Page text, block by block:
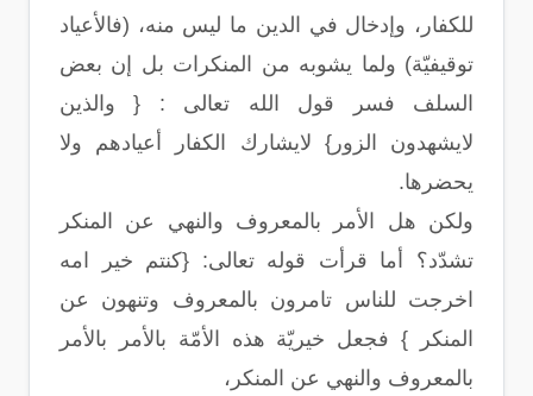
للكفار، وإدخال في الدين ما ليس منه، (فالأعياد
توقيفيّة) ولما يشوبه من المنكرات بل إن بعض
السلف فسر قول الله تعالى : { والذين
لايشهدون الزور} لايشارك الكفار أعيادهم ولا
يحضرها.
ولكن هل الأمر بالمعروف والنهي عن المنكر
تشدّد؟ أما قرأت قوله تعالى: {كنتم خير امه
اخرجت للناس تامرون بالمعروف وتنهون عن
المنكر } فجعل خيريّة هذه الأمّة بالأمر بالأمر
بالمعروف والنهي عن المنكر،